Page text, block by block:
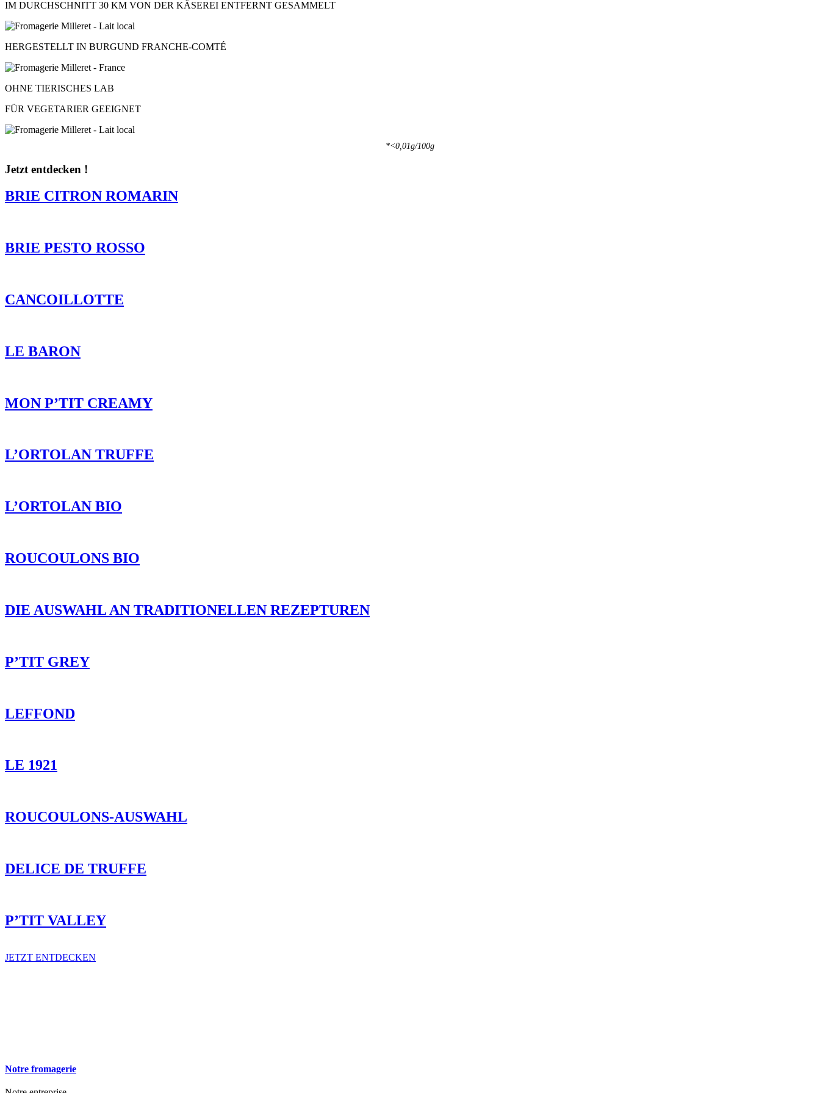
IM DURCHSCHNITT 30 KM VON DER KÄSEREI ENTFERNT GESAMMELT
HERGESTELLT IN BURGUND FRANCHE-COMTÉ
OHNE TIERISCHES LAB
FÜR VEGETARIER GEEIGNET
*<0,01g/100g
Jetzt entdecken !
BRIE CITRON ROMARIN
BRIE PESTO ROSSO
CANCOILLOTTE
LE BARON
MON P’TIT CREAMY
L’ORTOLAN TRUFFE
L’ORTOLAN BIO
ROUCOULONS BIO
DIE AUSWAHL AN TRADITIONELLEN REZEPTUREN
P’TIT GREY
LEFFOND
LE 1921
ROUCOULONS-AUSWAHL
DELICE DE TRUFFE
P’TIT VALLEY
JETZT ENTDECKEN
Notre fromagerie